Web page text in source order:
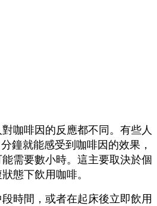
咖啡因的反應都不同。有些人
鐘就能感受到咖啡因的效果，
需要數小時。這主要取決於個
態下飲用咖啡。
時間，或者在起床後立即飲用